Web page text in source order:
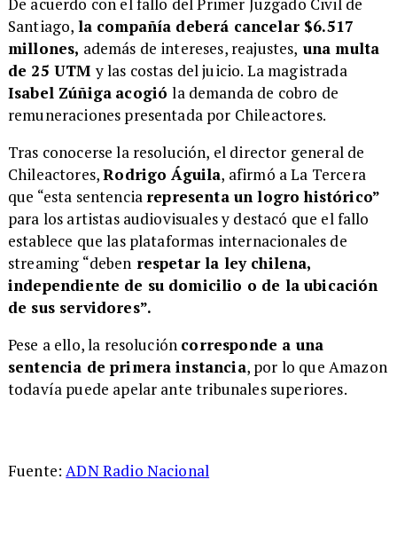
Santiago, la compañía deberá cancelar $6.517
millones, además de intereses, reajustes, una multa
de 25 UTMy las costas del juicio. La magistrada
Isabel Zúñiga acogióla demanda de cobro de
remuneraciones presentada por Chileactores.
Tras conocerse la resolución, el director general de
Chileactores,Rodrigo Águila, afirmó a La Tercera
que “esta sentenciarepresenta un logro histórico”
para los artistas audiovisuales y destacó que el fallo
establece que las plataformas internacionales de
streaming “deben respetar la ley chilena,
independiente de su domicilio o de la ubicación
de sus servidores”.
Pese a ello, la resolución corresponde a una
sentencia de primera instancia, por lo que Amazon
todavía puede apelar ante tribunales superiores.
Fuente:ADN Radio Nacional